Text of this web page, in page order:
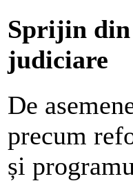
Sprijin din
judiciare
De
precum
și